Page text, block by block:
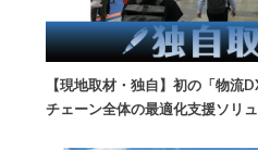
【現地取材・独自】初の「物流
チェーン全体の最適化支援ソリ